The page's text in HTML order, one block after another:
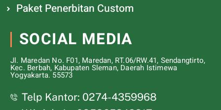
Paket Penerbitan Custom
SOCIAL MEDIA
Jl. Maredan No. F01, Maredan, RT.06/RW.41, Sendangtirto,
Kec. Berbah, Kabupaten Sleman, Daerah Istimewa
Yogyakarta. 55573
Telp Kantor: 0274-4359968